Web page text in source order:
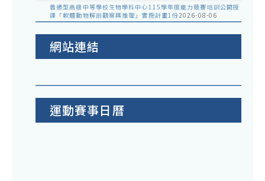
普通型高級中等學校生物學科中心115學年度能力競賽培訓公開授
課「軟體動物解剖觀察與推理」實施計畫1份2026-08-06
網站連結
運動賽事日曆